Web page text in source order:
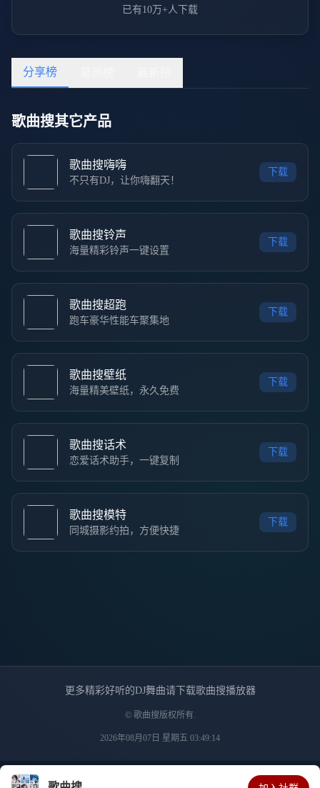
已有10万+人下载
分享榜
歌曲搜其它产品
歌曲搜嗨嗨
不只有DJ，让你嗨翻天！
下载
歌曲搜铃声
海量精彩铃声一键设置
下载
歌曲搜超跑
跑车豪华性能车聚集地
下载
歌曲搜壁纸
海量精美壁纸，永久免费
下载
歌曲搜话术
恋爱话术助手，一键复制
下载
歌曲搜模特
同城摄影约拍，方便快捷
下载
更多精彩好听的DJ舞曲请下载歌曲搜播放器
© 歌曲搜版权所有.
2026年08月07日 星期五 03:49:14